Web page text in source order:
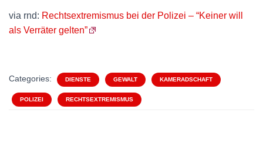
via rnd: Rechtsextremismus bei der Polizei – “Keiner will
als Verräter gelten”
Categories: DIENSTE GEWALT KAMERADSCHAFT
POLIZEI RECHTSEXTREMISMUS